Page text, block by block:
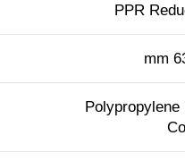
PPR
Polypropylene